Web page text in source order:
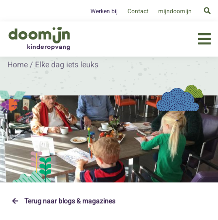
Werken bij Contact mijndoomijn
Home / Elke dag iets leuks
Terug naar blogs & magazines